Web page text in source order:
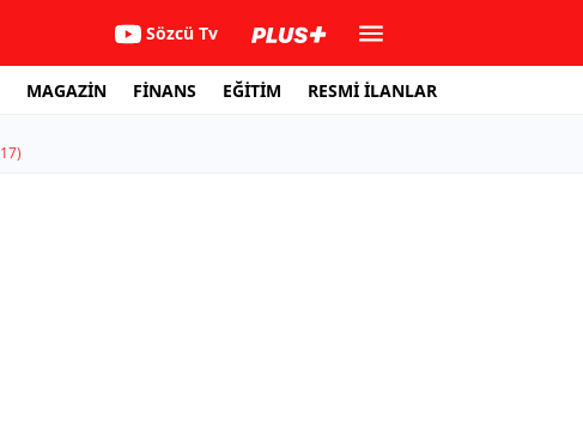
Sözcü Tv
MAGAZİN FİNANS EĞİTİM RESMİ İLANLAR